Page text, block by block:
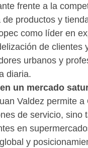
frente a la
productos y
como líder en
de clientes
urbanos y
diaria.
un mercado
Valdez permite
de servicio, sino
en
y